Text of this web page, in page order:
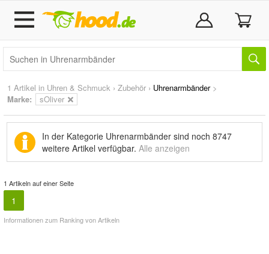
1 Artikel in Uhren & Schmuck › Zubehör › Uhrenarmbänder>
Marke: sOliver
In der Kategorie Uhrenarmbänder sind noch 8747
weitere Artikel verfügbar. Alle anzeigen
1 Artikeln auf einer Seite
1
Informationen zum Ranking von Artikeln